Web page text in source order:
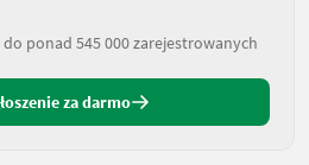
ponad 545 000 zarejestrowanych
za darmo